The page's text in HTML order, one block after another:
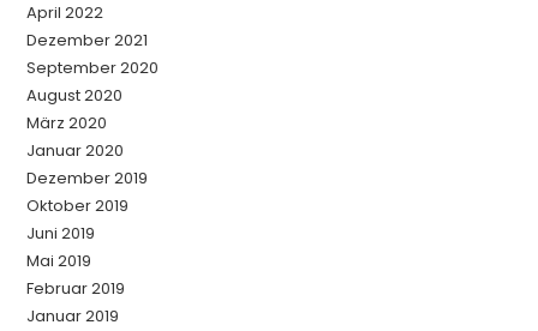
April 2022
Dezember 2021
September 2020
August 2020
März 2020
Januar 2020
Dezember 2019
Oktober 2019
Juni 2019
Mai 2019
Februar 2019
Januar 2019